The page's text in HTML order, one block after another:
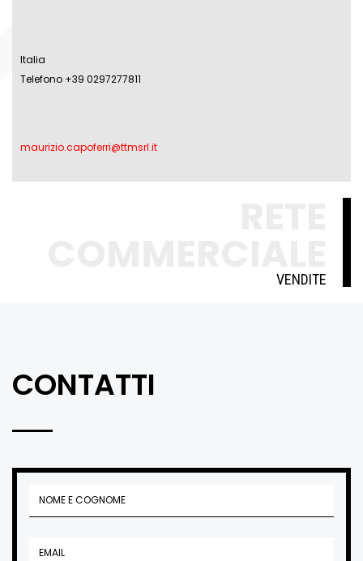
Italia
Telefono +39 0297277811
maurizio.capoferri@ttmsrl.it
VENDITE
CONTATTI